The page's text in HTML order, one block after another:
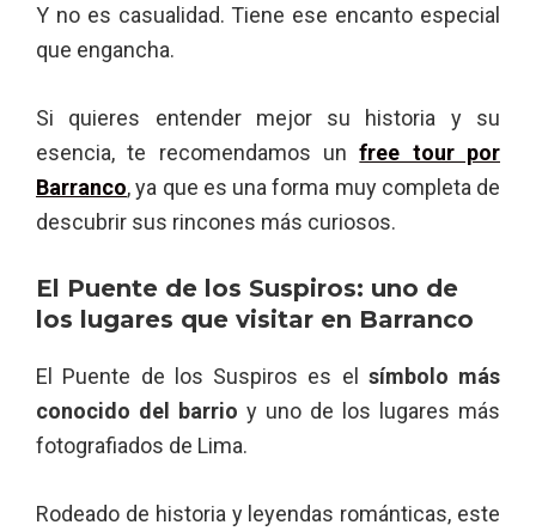
Y no es casualidad. Tiene ese encanto especial
que engancha.
Si quieres entender mejor su historia y su
esencia, te recomendamos unfree tour por
Barranco, ya que es una forma muy completa de
descubrir sus rincones más curiosos.
El Puente de los Suspiros: uno de
los lugares que visitar en Barranco
El Puente de los Suspiros es el símbolo más
conocido del barrio y uno de los lugares más
fotografiados de Lima.
Rodeado de historia y leyendas románticas, este